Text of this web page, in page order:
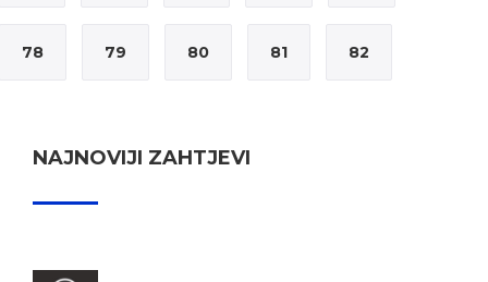
78 79 80 81 82
NAJNOVIJI ZAHTJEVI